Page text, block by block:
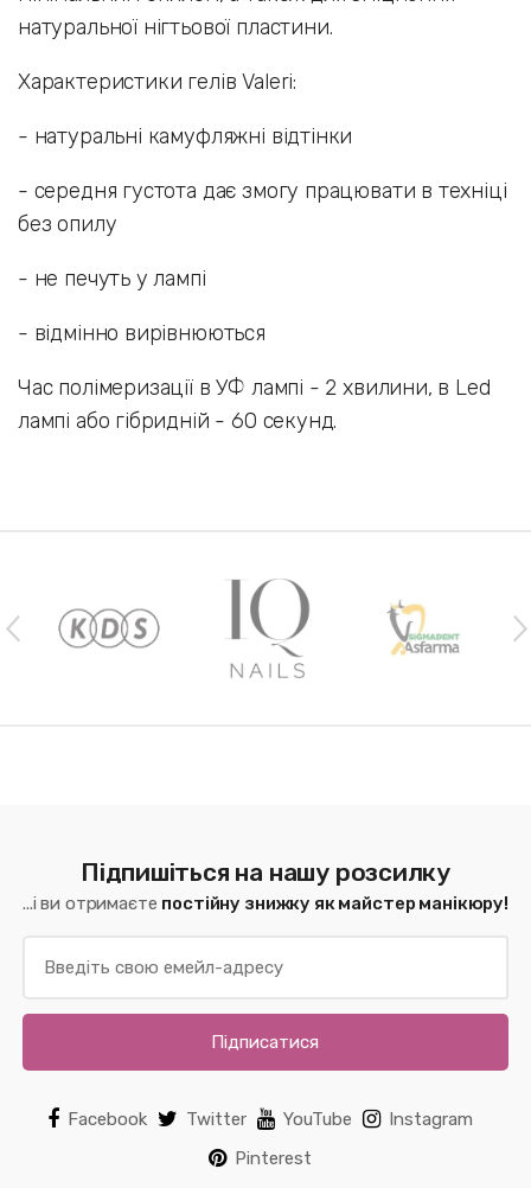
натуральної нігтьової пластини.
Характеристики гелів Valeri:
- натуральні камуфляжні відтінки
- середня густота дає змогу працювати в техніці
без опилу
- не печуть у лампі
- відмінно вирівнюються
Час полімеризації в УФ лампі - 2 хвилини, в Led
лампі або гібридній - 60 секунд.
Підпишіться на нашу розсилку
...і ви отримаєте постійну знижку як майстер манікюру!
Підписатися
Facebook Twitter YouTube
Instagram
Pinterest